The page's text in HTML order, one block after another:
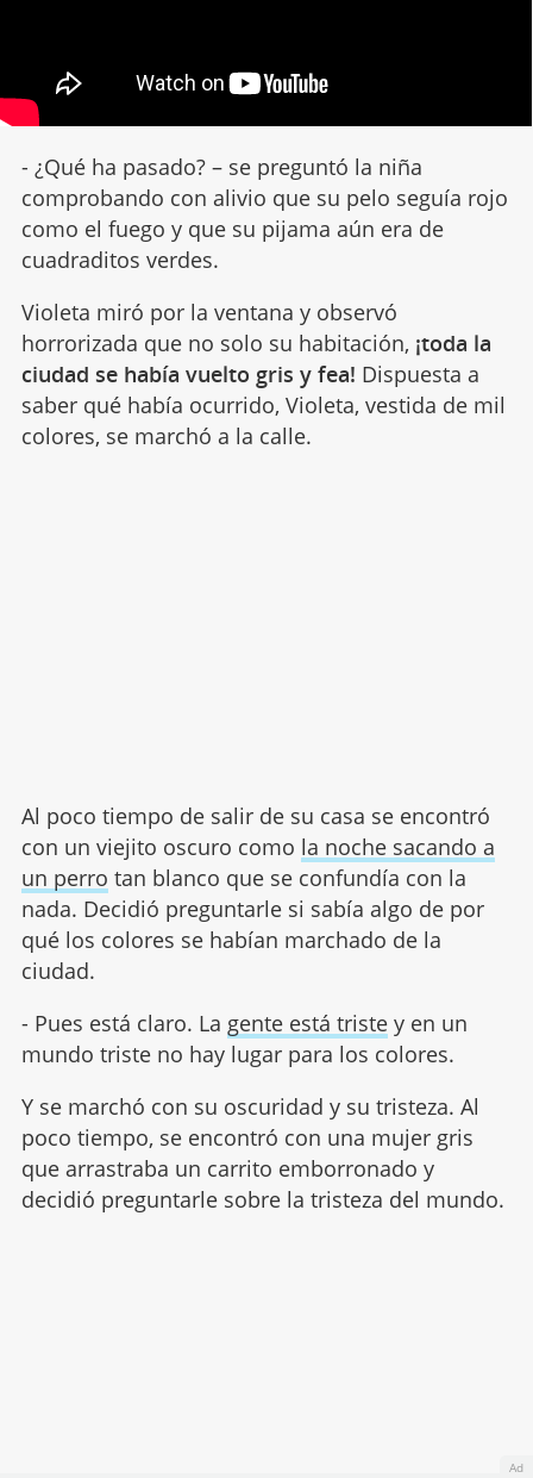
- ¿Qué ha pasado? – se preguntó la niña
comprobando con alivio que su pelo seguía rojo
como el fuego y que su pijama aún era de
cuadraditos verdes.
Violeta miró por la ventana y observó
horrorizada que no solo su habitación, ¡toda la
ciudad se había vuelto gris y fea! Dispuesta a
saber qué había ocurrido, Violeta, vestida de mil
colores, se marchó a la calle.
Al poco tiempo de salir de su casa se encontró
con un viejito oscuro como la noche sacando a
un perro tan blanco que se confundía con la
nada. Decidió preguntarle si sabía algo de por
qué los colores se habían marchado de la
ciudad.
- Pues está claro. La gente está tristey en un
mundo triste no hay lugar para los colores.
Y se marchó con su oscuridad y su tristeza. Al
poco tiempo, se encontró con una mujer gris
que arrastraba un carrito emborronado y
decidió preguntarle sobre la tristeza del mundo.
Ad